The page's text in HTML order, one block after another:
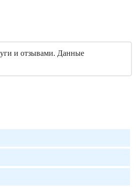
и отзывами. Данные